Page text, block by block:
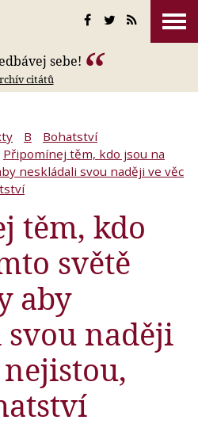
sebe!
citátů
B
Bohatství
Připomínej těm, kdo jsou na
neskládali svou naději ve věc
těm, kdo
světě
aby
naději